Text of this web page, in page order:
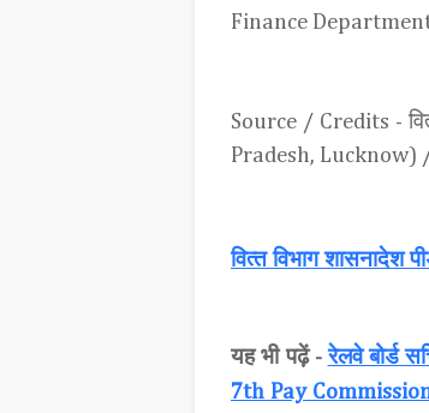
Finance
Source / Credits -
Pradesh, Lucknow)
वित्‍त विभाग शासनादेश
यह भी पढ़ें -रेलवे बोर्ड
7th Pay